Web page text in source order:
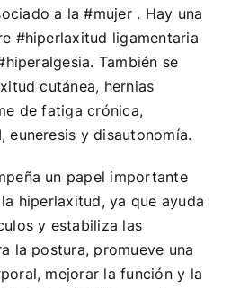
a la#mujer . Hay una
#hiperlaxitud ligamentaria
También se
cutánea, hernias
de fatiga crónica,
euneresis y disautonomía.
un papel importante
hiperlaxitud, ya que ayuda
y estabiliza las
la postura, promueve una
mejorar la función y la